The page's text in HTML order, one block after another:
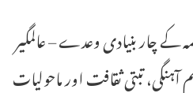
کے چار بنیادی وعدے – عالمگیر
آہنگی، تبتی ثقافت اور ماحولیات